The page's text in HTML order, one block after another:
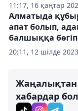
11:17, 16 қаңтар
20:11, 12 шілде 2023
Алматыда
апат болып,
балшыққа
Жаңалықтан
хабардар